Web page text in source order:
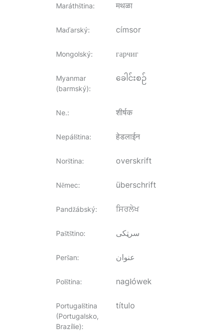
Maráthština: मथळा
Maďarský: címsor
Mongolský: гарчиг
Myanmar
(barmský):
ခေါင်းစဉ်
Ne.: शीर्षक
Nepálština: हेडलाईन
Norština: overskrift
Němec: überschrift
Pandžábský: ਸਿਰਲੇਖ
Paštštino: سرټکی
Peršan: عنوان
Polština: nagłówek
Portugalština
(Portugalsko,
Brazílie):
título